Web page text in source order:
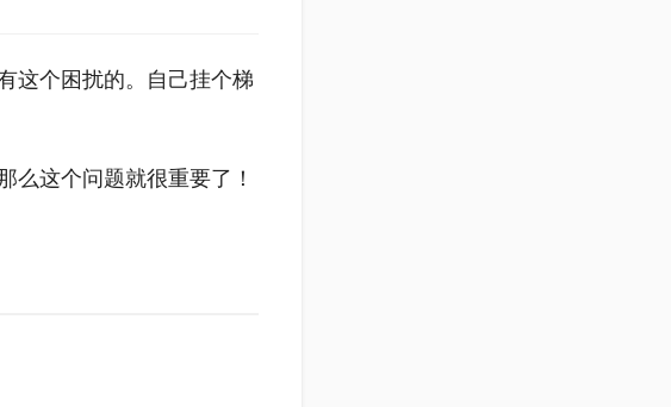
这个困扰的。自己挂个梯
么这个问题就很重要了！